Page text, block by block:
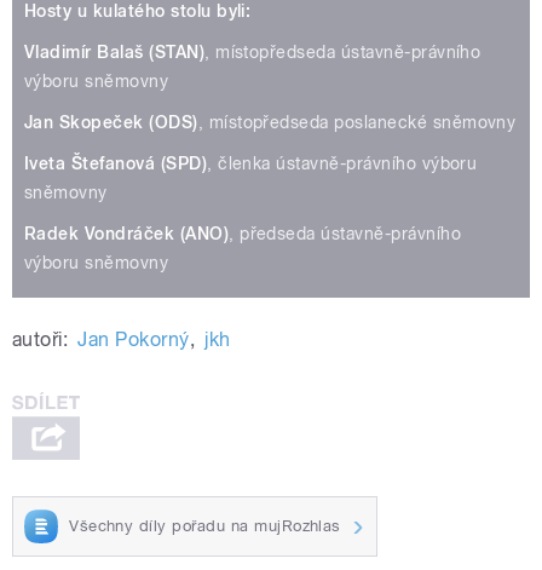
Hosty u kulatého stolu byli:
Vladimír Balaš (STAN), místopředseda ústavně-právního
výboru sněmovny
Jan Skopeček (ODS), místopředseda poslanecké sněmovny
Iveta Štefanová (SPD), členka ústavně-právního výboru
sněmovny
Radek Vondráček (ANO), předseda ústavně-právního
výboru sněmovny
autoři: Jan Pokorný, jkh
Všechny díly pořadu na mujRozhlas